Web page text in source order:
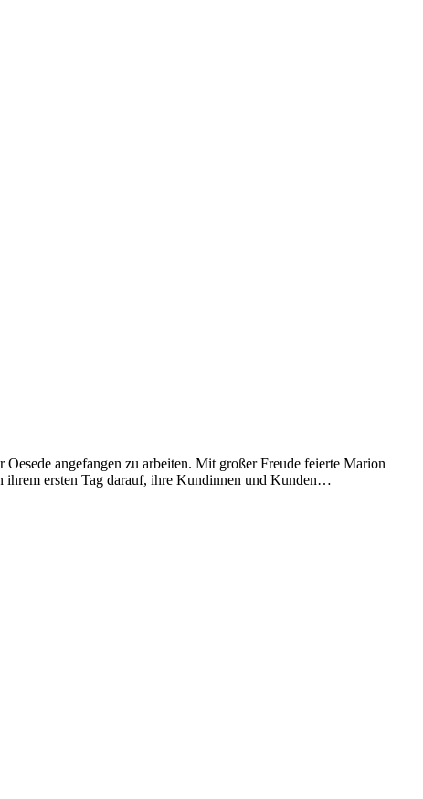
angefangen zu arbeiten. Mit großer Freude feierte Marion
ersten Tag darauf, ihre Kundinnen und Kunden…